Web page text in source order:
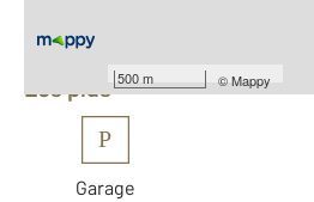
500 m ©Mappy
Équipements
Les plus
P
Garage